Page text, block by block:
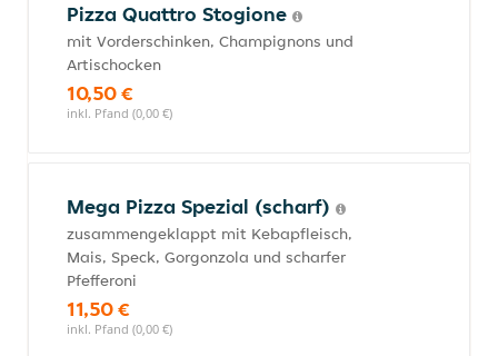
Pizza Quattro Stogione
mit Vorderschinken, Champignons und
Artischocken
10,50 €
inkl. Pfand (0,00 €)
Mega Pizza Spezial (scharf)
zusammengeklappt mit Kebapfleisch,
Mais, Speck, Gorgonzola und scharfer
Pfefferoni
11,50 €
inkl. Pfand (0,00 €)